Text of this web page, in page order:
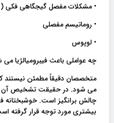
• مشکلات مفصل گیجگاهی فکی ( TMJ)
• روماتیسم مفصلی
• لوپوس
چه عواملی باعث فیبرومیالژیا
متخصصان دقیقاً مطمئن نیستند
می شود. در حقیقت تشخیص آن
چالش برانگیز است. خوشبختانه
بیشتری مورد توجه قرار گرفته